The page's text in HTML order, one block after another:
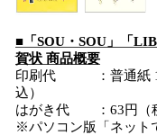
■「SOU・SOU」「
賀状 商品概要
印刷代 ：普通紙
込）
はがき代 ：63円（
※パソコン版「ネット